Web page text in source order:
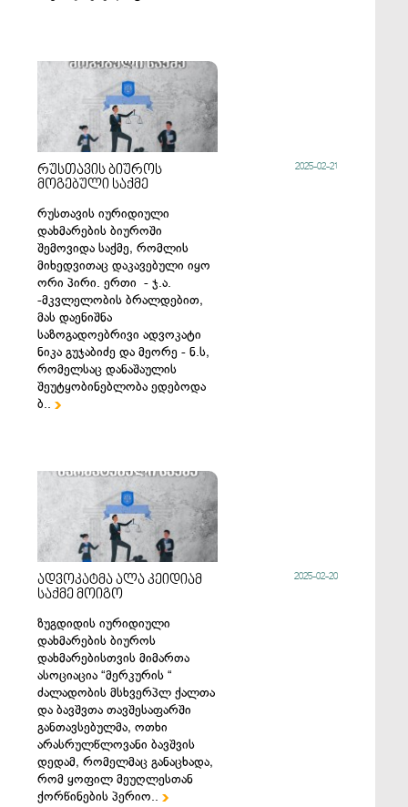
რუსთავის ბიუროს
მოგებული საქმე
რუსთავის იურიდიული
დახმარების ბიუროში
შემოვიდა საქმე, რომლის
მიხედვითაც დაკავებული იყო
ორი პირი. ერთი - ჯ.ა.
-მკვლელობის ბრალდებით,
მას დაენიშნა
საზოგადოებრივი ადვოკატი
ნიკა გუჯაბიძე და მეორე - ნ.ს,
რომელსაც დანაშაულის
შეუტყობინებლობა ედებოდა
ბ..
2025-02-21
ადვოკატმა ალა კეიდიამ
საქმე მოიგო
ზუგდიდის იურიდიული
დახმარების ბიუროს
დახმარებისთვის მიმართა
ასოციაცია “მერკურის “
ძალადობის მსხვერპლ ქალთა
და ბავშვთა თავშესაფარში
განთავსებულმა, ოთხი
არასრულწლოვანი ბავშვის
დედამ, რომელმაც განაცხადა,
რომ ყოფილ მეუღლესთან
ქორწინების პერიო..
2025-02-20